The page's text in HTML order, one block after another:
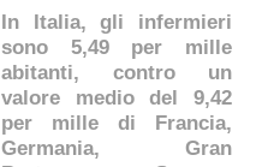
In Italia, gli infermieri
sono 5,49 per mille
abitanti, contro un
valore medio del 9,42
per mille di Francia,
Germania, Gran